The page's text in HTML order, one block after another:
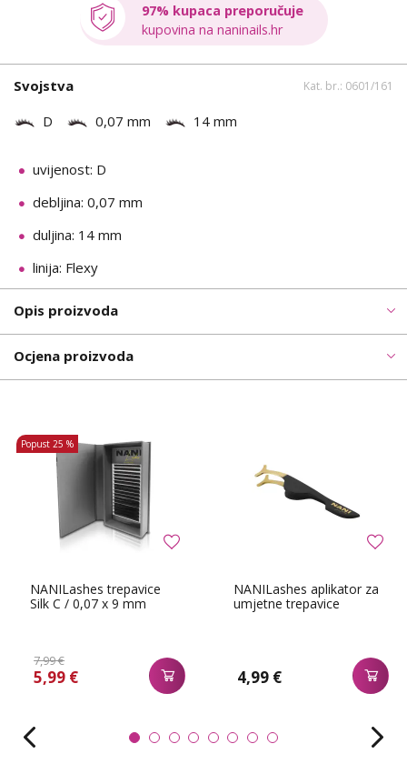
97% kupaca preporučuje
kupovina na naninails.hr
Svojstva Kat. br.: 0601/161
D 0,07 mm 14 mm
uvijenost: D
debljina: 0,07 mm
duljina: 14 mm
linija: Flexy
Opis proizvoda
Ocjena proizvoda
NANILashes trepavice
Silk C / 0,07 x 9 mm
7,99 €
5,99 €
Popust 25 %
NANILashes aplikator za
umjetne trepavice
4,99 €